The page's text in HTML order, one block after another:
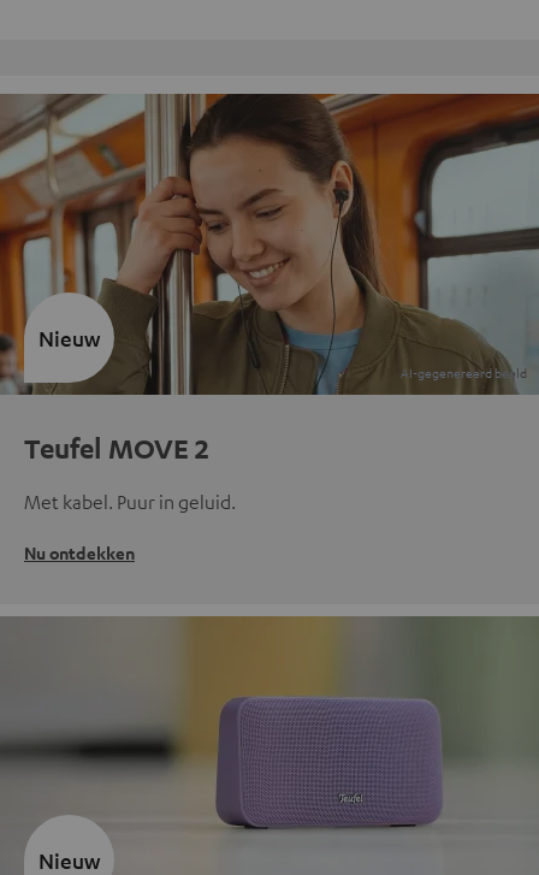
Teufel MOVE 2
Met kabel. Puur in geluid.
Nu ontdekken
Nieuw
Nieuw